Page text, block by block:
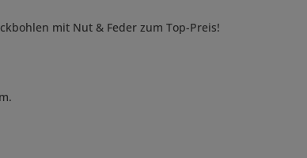
mit Nut & Feder zum Top-Preis!